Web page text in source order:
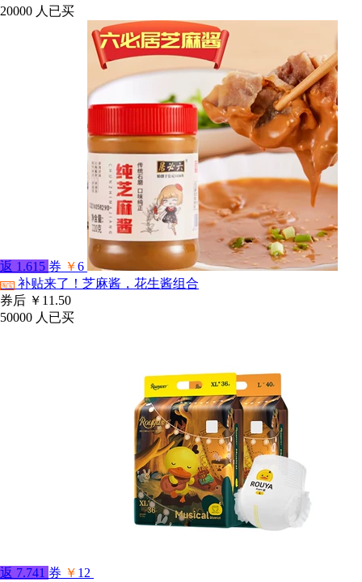
20000 人已买
返 1.615 券 ￥6
淘宝 补贴来了！芝麻酱，花生酱组合
券后 ￥11.50
50000 人已买
返 7.741 券 ￥ 12